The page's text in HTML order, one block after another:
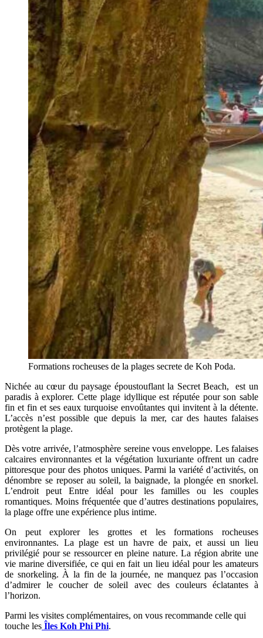
Formations rocheuses de la plages secrete de Koh Poda.
Nichée au cœur du paysage époustouflant la Secret Beach, est un
paradis à explorer. Cette plage idyllique est réputée pour son sable
fin et fin et ses eaux turquoise envoûtantes qui invitent à la détente.
L’accès n’est possible que depuis la mer, car des hautes falaises
protègent la plage.
Dès votre arrivée, l’atmosphère sereine vous enveloppe. Les falaises
calcaires environnantes et la végétation luxuriante offrent un cadre
pittoresque pour des photos uniques. Parmi la variété d’activités, on
dénombre se reposer au soleil, la baignade, la plongée en snorkel.
L’endroit peut Entre idéal pour les familles ou les couples
romantiques. Moins fréquentée que d’autres destinations populaires,
la plage offre une expérience plus intime.
On peut explorer les grottes et les formations rocheuses
environnantes. La plage est un havre de paix, et aussi un lieu
privilégié pour se ressourcer en pleine nature. La région abrite une
vie marine diversifiée, ce qui en fait un lieu idéal pour les amateurs
de snorkeling. À la fin de la journée, ne manquez pas l’occasion
d’admirer le coucher de soleil avec des couleurs éclatantes à
l’horizon.
Parmi les visites complémentaires, on vous recommande celle qui
touche les Îles Koh Phi Phi.